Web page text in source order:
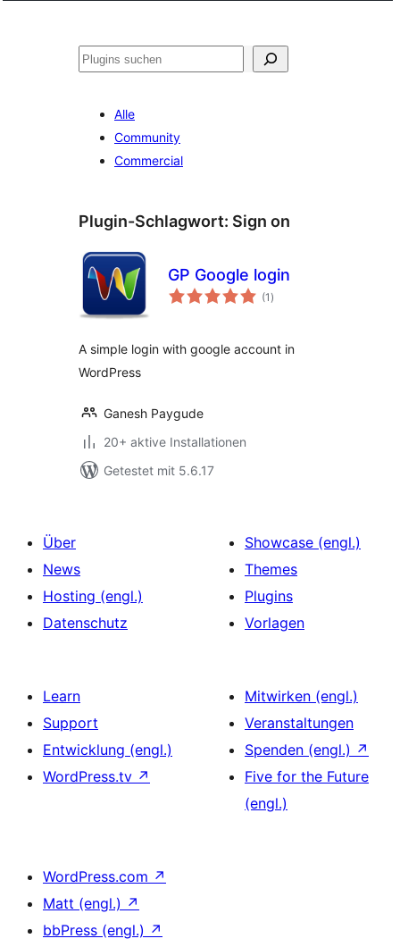
Suchen
Alle
Community
Commercial
Plugin-Schlagwort: Sign on
GP Google login
(1 Bewertungen
insgesamt
)
A simple login with google account in
WordPress
Ganesh Paygude
20+ aktive Installationen
Getestet mit 5.6.17
Über
News
Hosting (engl.)
Datenschutz
Showcase (engl.)
Themes
Plugins
Vorlagen
Learn
Support
Entwicklung (engl.)
WordPress.tv ↗
Mitwirken (engl.)
Veranstaltungen
Spenden (engl.) ↗
Five for the Future
(engl.)
WordPress.com ↗
Matt (engl.) ↗
bbPress (engl.) ↗